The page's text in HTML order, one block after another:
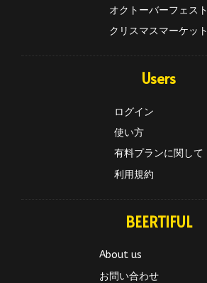
オクトーバーフェスト
クリスマスマーケット
Users
ログイン
使い方
有料プランに関して
利用規約
BEERTIFUL
About us
お問い合わせ